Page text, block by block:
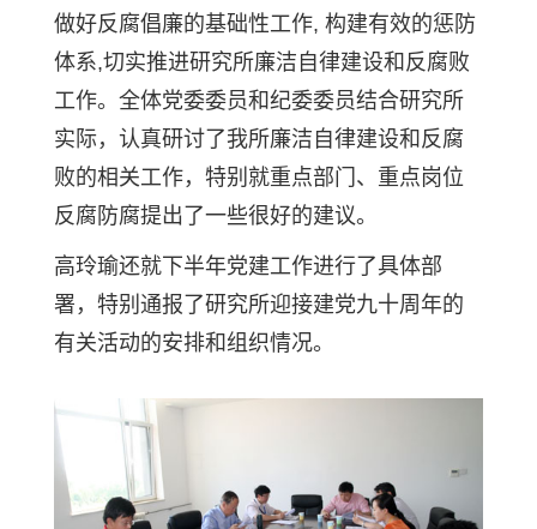
做好反腐倡廉的基础性工作, 构建有效的惩防
体系,切实推进研究所廉洁自律建设和反腐败
工作。全体党委委员和纪委委员结合研究所
实际，认真研讨了我所廉洁自律建设和反腐
败的相关工作，特别就重点部门、重点岗位
反腐防腐提出了一些很好的建议。
高玲瑜还就下半年党建工作进行了具体部
署，特别通报了研究所迎接建党九十周年的
有关活动的安排和组织情况。